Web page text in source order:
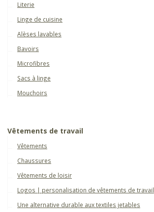
Literie
Linge de cuisine
Alèses lavables
Bavoirs
Microfibres
Sacs à linge
Mouchoirs
Vêtements de travail
Vêtements
Chaussures
Vêtements de loisir
Logos | personalisation de vêtements de travail
Une alternative durable aux textiles jetables